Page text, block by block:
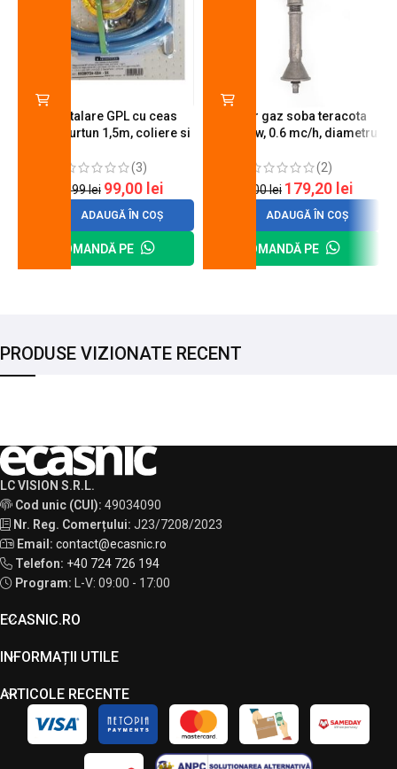
Kit instalare GPL cu ceas
butelie, furtun 1,5m, coliere si
(3)
120,99lei 99,00 lei
ADAUGĂ ÎN COȘ
COMANDĂ PE
Arzator gaz soba teracota
A600, 6 kw, 0.6 mc/h, diametru
(2)
200,00lei 179,20 lei
ADAUGĂ ÎN COȘ
COMANDĂ PE
PRODUSE VIZIONATE RECENT
LC VISION S.R.L.
Cod unic (CUI): 49034090
Nr. Reg. Comerțului: J23/7208/2023
Email: contact@ecasnic.ro
Telefon: +40 724 726 194
Program:
L-V: 09:00 - 17:00
ECASNIC.RO
INFORMAȚII UTILE
ARTICOLE RECENTE